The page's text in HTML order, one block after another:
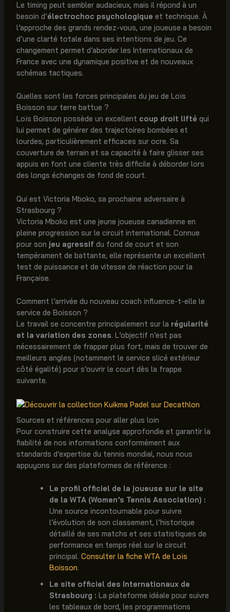
Le timing peut sembler audacieux, mais il répond à un
besoin d’électrochoc psychologique et technique. À
l’approche des grands rendez-vous, une joueuse a besoin
d’une clarté totale dans ses intentions de jeu. Ce
changement permet d’aborder les Internationaux de
France avec une dynamique positive et de nouveaux
schémas tactiques.
Quelles sont les forces principales du jeu de Loïs
Boisson sur terre battue ?
Loïs Boisson possède un excellent coup droit lifté qui
lui permet de générer des trajectoires bombées et
lourdes, particulièrement efficaces sur ocre. Sa
couverture de terrain et sa capacité à faire glisser ses
appuis en font une cliente très difficile à déborder lors
des longs échanges de fond de court.
Qui est Victoria Mboko, sa prochaine adversaire à
Strasbourg ?
Victoria Mboko est une jeune joueuse canadienne en
pleine progression sur le circuit international. Connue
pour son jeu agressif du fond de court et son
tempérament de battante, elle représente un excellent
test de puissance et de vitesse de réaction pour la
Française.
Comment l’arrivée du nouveau coach influence-t-elle le
service de Boisson ?
Le travail se concentre principalement sur la régularité
et la variation des zones. L’objectif n’est pas
nécessairement de frapper plus fort, mais de trouver de
meilleurs angles (notamment le service slicé extérieur
côté égalité) pour s’ouvrir le court dès la frappe
suivante.
Sources et références pour aller plus loin
Pour construire cette analyse approfondie et garantir la
fiabilité de nos informations conformément aux
standards d’expertise du tennis mondial, nous nous
appuyons sur des plateformes de référence :
Le profil officiel de la joueuse sur le site
de la WTA (Women’s Tennis Association) :
Une source incontournable pour suivre
l’évolution de son classement, l’historique
détaillé de ses matchs et ses statistiques de
performance en temps réel sur le circuit
principal. Consulter la fiche WTA de Loïs
Boisson.
Le site officiel des Internationaux de
Strasbourg : La plateforme idéale pour suivre
les tableaux de bord, les programmations